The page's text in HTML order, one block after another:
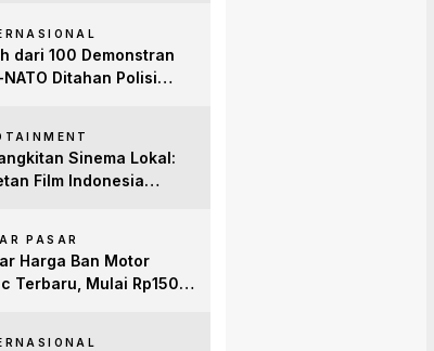
dari 100 Demonstran
Ditahan Polisi
Sinema Lokal:
Film Indonesia
PASAR
Harga Ban Motor
Terbaru, Mulai Rp150